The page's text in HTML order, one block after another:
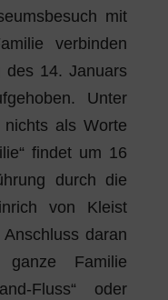
mit
verbinden
des 14. Januars
Unter
nichts als Worte
findet um 16
durch die
von Kleist
daran
Familie
Fluss“ oder